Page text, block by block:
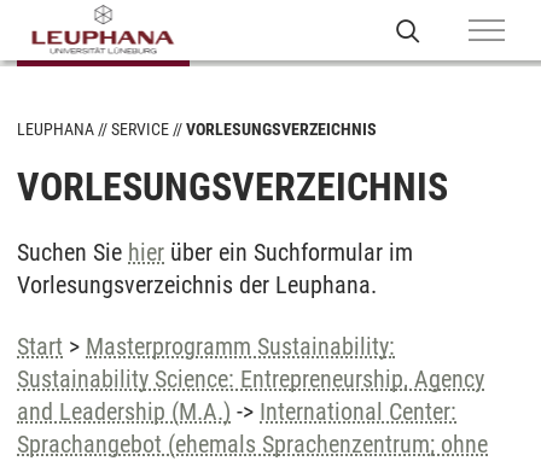
LEUPHANA SERVICE VORLESUNGSVERZEICHNIS
VORLESUNGSVERZEICHNIS
Suchen Sie hier über ein Suchformular im
Vorlesungsverzeichnis der Leuphana.
Start > Masterprogramm Sustainability:
Sustainability Science: Entrepreneurship, Agency
and Leadership (M.A.) -> International Center:
Sprachangebot (ehemals Sprachenzentrum; ohne